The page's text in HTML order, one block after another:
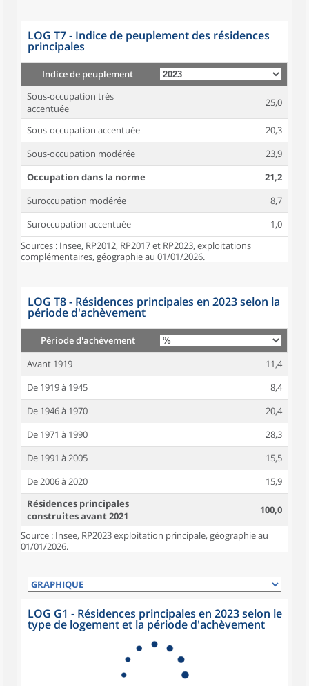
LOG T7 - Indice de peuplement des résidences
principales
Indice de peuplement
Sous-occupation très
accentuée
25,0
Sous-occupation accentuée
20,3
Sous-occupation modérée
23,9
Occupation dans la norme
21,2
Suroccupation modérée
8,7
Suroccupation accentuée
1,0
Sources : Insee, RP2012, RP2017 et RP2023, exploitations
complémentaires, géographie au 01/01/2026.
LOG T8 - Résidences principales en 2023 selon la
période d'achèvement
Période d'achèvement
Avant 1919
11,4
De 1919 à 1945
8,4
De 1946 à 1970
20,4
De 1971 à 1990
28,3
De 1991 à 2005
15,5
De 2006 à 2020
15,9
Résidences principales
construites avant 2021
100,0
Source : Insee, RP2023 exploitation principale, géographie au
01/01/2026.
LOG G1 - Résidences principales en 2023 selon le
type de logement et la période d'achèvement